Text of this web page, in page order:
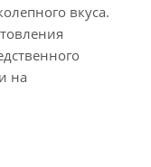
вкуса.
на